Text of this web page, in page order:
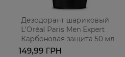
Дезодорант шариковый
L'Oréal Paris Men Expert
Карбоновая защита 50 мл
149,99 ГРН